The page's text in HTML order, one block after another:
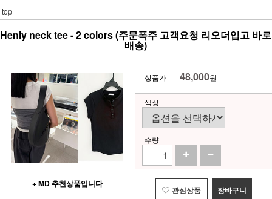
top
Henly neck tee - 2 colors (주문폭주 고객요청 리오더입고 바로
배송)
+ MD 추천상품입니다
상품가 48,000원
색상
수량
관심상품 장바구니